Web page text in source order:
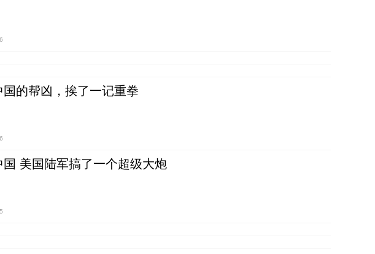
国的帮凶，挨了一记重拳
国 美国陆军搞了一个超级大炮